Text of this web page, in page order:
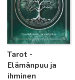
Tarot -
Elämänpuu ja
ihminen